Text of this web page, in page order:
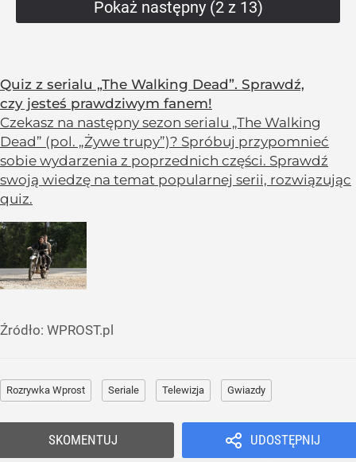
Pokaż następny (2 z 13)
Quiz z serialu „The Walking Dead”. Sprawdź,
czy jesteś prawdziwym fanem!
Czekasz na następny sezon serialu „The Walking
Dead” (pol. „Żywe trupy”)? Spróbuj przypomnieć
sobie wydarzenia z poprzednich części. Sprawdź
swoją wiedzę na temat popularnej serii, rozwiązując
quiz.
Źródło: WPROST.pl
Rozrywka Wprost Seriale Telewizja Gwiazdy
UDOSTĘPNIJ
SKOMENTUJ